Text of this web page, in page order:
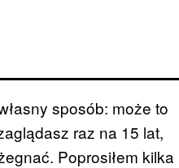
sposób: może to
raz na 15 lat,
Poprosiłem kilka